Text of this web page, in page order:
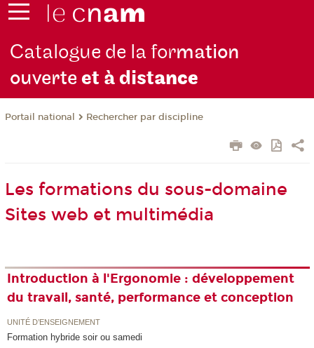
Catalogue de la formation
ouverteet à distance
Portail national Rechercher par discipline
Les formations du sous-domaine
Sites web et multimédia
Introduction à l'Ergonomie : développement
du travail, santé, performance et conception
UNITÉ D’ENSEIGNEMENT
Formation hybride soir ou samedi